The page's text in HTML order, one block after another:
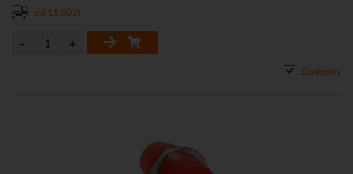
od 11,00 zł
Dostępny